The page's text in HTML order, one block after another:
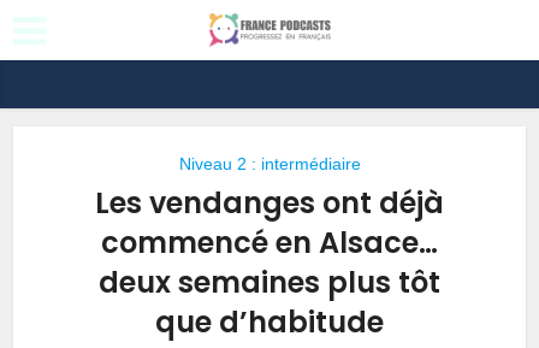
Niveau 2 : intermédiaire
Les vendanges ont déjà
commencé en Alsace…
deux semaines plus tôt
que d’habitude